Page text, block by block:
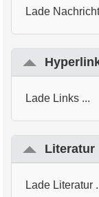
Lade
Lade Links ...
Literatur
Lade Literatur